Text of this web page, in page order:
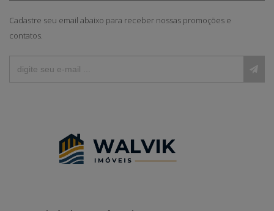
Cadastre seu email abaixo para receber nossas promoções e
contatos.